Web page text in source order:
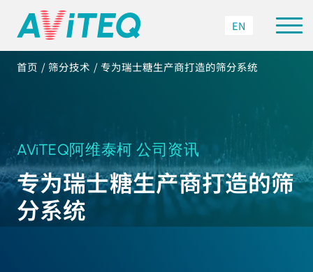
EN
首页 筛分技术 专为瑞士糖生产商打造的筛分系统
AViTEQ阿维泰柯 公司资讯
专为瑞士糖生产商打造的筛
分系统